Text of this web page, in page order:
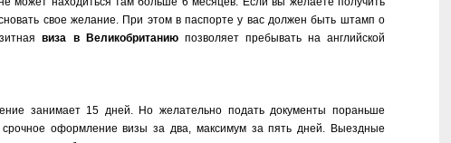
свое желание. При этом в паспорте у вас должен быть штамп о
виза в Великобританиюпозволяет пребывать на английской
занимает 15 дней. Но желательно подать документы пораньше
срочное оформление визы за два, максимум за пять дней. Выездные